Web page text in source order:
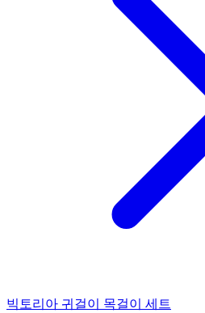
빅토리아 귀걸이 목걸이 세트